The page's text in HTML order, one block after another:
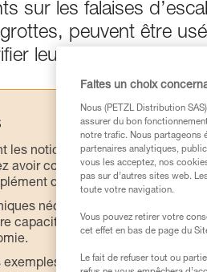
sur les falaises
peuvent être
leur état avant
les notices techniques des
avoir compris les informations
d’informations.
nécessite une formation et
capacité à refaire la
exemples de techniques liées à
Faites un choix
Nous (PETZL Distribution
assurer du bon
notre trafic. Nous partageons
partenaires analytiques,
vous les acceptez, nos
pas sur d’autres sites web.
toute votre navigation.
Vous pouvez retirer votre
cet effet en bas de page du
Le fait de refuser tout ou